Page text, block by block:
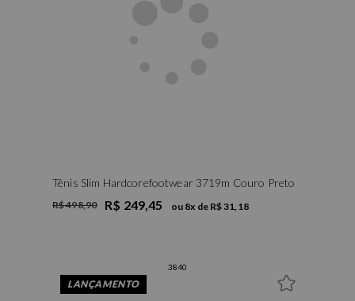
Tênis Slim Hardcorefootwear 3719m Couro Preto
R$ 498,90 R$ 249,45 ou 8x de R$ 31,18
LANÇAMENTO
3840